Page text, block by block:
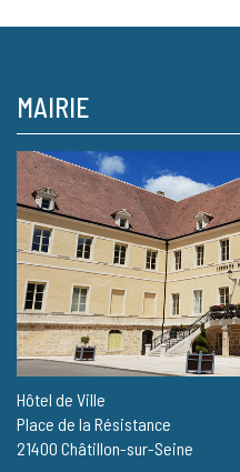
MAIRIE
Hôtel de Ville
Place de la Résistance
21400 Châtillon-sur-Seine